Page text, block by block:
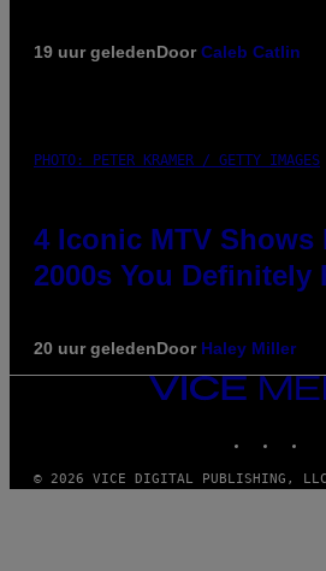
19 uur geledenDoorCaleb Catlin
PHOTO: PETER KRAMER / GETTY IMAGES
4 Iconic MTV Shows
2000s You
20 uur geledenDoor Haley Miller
VICE
MEDIA
© 2026 VICE DIGITAL PUBLISHING, LLC